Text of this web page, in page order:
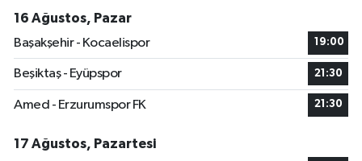
16 Ağustos, Pazar
Başakşehir - Kocaelispor
19:00
Beşiktaş - Eyüpspor 21:30
Amed - Erzurumspor FK 21:30
17 Ağustos, Pazartesi